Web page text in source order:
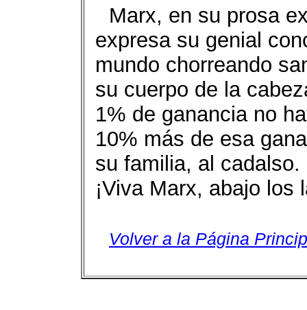
Marx, en su prosa
expresa su genial
mundo chorreando
su cuerpo de la
1% de ganancia no
10% más de esa
su familia, al cadalso.
¡Viva Marx, abajo
Volver a la Página